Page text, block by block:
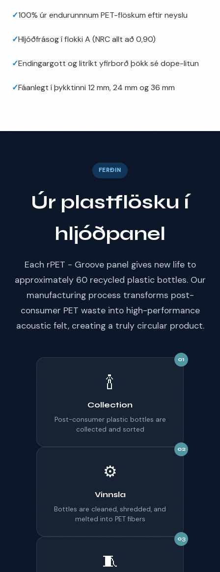
✓100% úr endurunnnum PET-flöskum eftir neyslu
✓Hljóðfrásog í flokki A (NRC allt að 0,90)
✓Endingargott og litríkt yfirborð þökk sé dope-litun
✓Fáanlegt í þykktinni 12 mm, 24 mm og 36 mm
FERÐIN
Úr plastflösku í
hljóðpanel
Each rPET - Groove panel gives new life to
approximately 60 recycled plastic bottles. Our
manufacturing process transforms post-
consumer PET waste into high-performance
acoustic felt, creating a truly circular product.
🍾
01
Collection
Post-consumer plastic bottles are
collected and sorted
⚙️
02
Vinnsla
Bottles are cleaned, shredded, and
melted into PET fibers
🧵
03